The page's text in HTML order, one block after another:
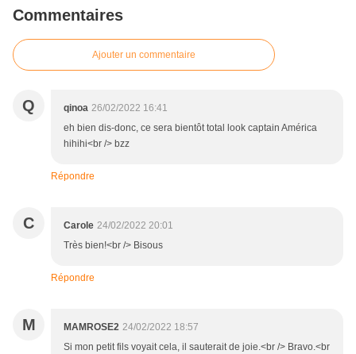
Commentaires
Ajouter un commentaire
Q qinoa 26/02/2022 16:41
eh bien dis-donc, ce sera bientôt total look captain América
hihihi<br /> bzz
Répondre
C Carole 24/02/2022 20:01
Très bien!<br /> Bisous
Répondre
M MAMROSE2 24/02/2022 18:57
Si mon petit fils voyait cela, il sauterait de joie.<br /> Bravo.<br